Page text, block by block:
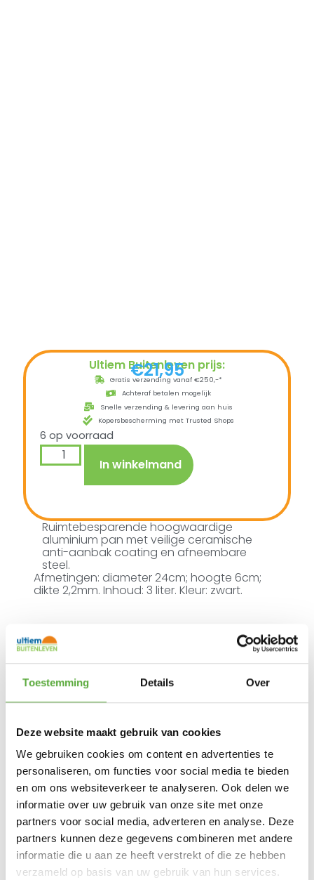
Toestemming Details Over
Deze website maakt gebruik van cookies
We gebruiken cookies om content en advertenties te
personaliseren, om functies voor social media te bieden
en om ons websiteverkeer te analyseren. Ook delen we
informatie over uw gebruik van onze site met onze
partners voor social media, adverteren en analyse. Deze
partners kunnen deze gegevens combineren met andere
informatie die u aan ze heeft verstrekt of die ze hebben
verzameld op basis van uw gebruik van hun services.
Ultiem Buitenleven prijs:
€21,95
Gratis verzending vanaf €250,-*
Achteraf betalen mogelijk
Snelle verzending & levering aan huis
Kopersbescherming met Trusted Shops
6 op voorraad
In winkelmand
Ruimtebesparende hoogwaardige
aluminium pan met veilige ceramische
anti-aanbak coating en afneembare
steel.
Afmetingen: diameter 24cm; hoogte 6cm;
dikte 2,2mm. Inhoud: 3 liter. Kleur: zwart.
€21,95
Gratis verzending vanaf €250,-*
Achteraf betalen mogelijk
Snelle verzending & levering aan huis
Kopersbescherming met Trusted Shops
2304201
CategorieënActie campingartikelen,Camping pannen,
Eten en drinken ,Kamperen
Merk:Bo-Camp